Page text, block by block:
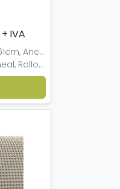
+ IVA
Escoge modelo:: Ancho 61cm, Ancho 91cm
Escoge el largo:: Metro lineal, Rollo completo (15, 24m), Muestra